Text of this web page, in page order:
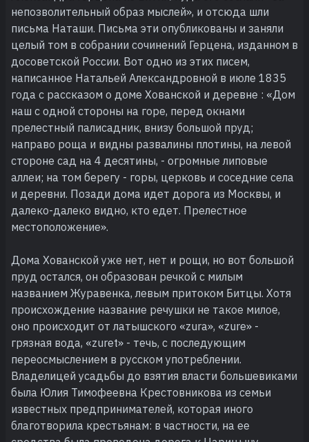
непозволительный образ мыслей», и отсюда шли
письма Наташи. Письма эти опубликованы и заняли
целый том в собрании сочинений Герцена, изданном в
досоветской России. Вот одно из этих писем,
написанное Натальей Александровной в июле 1835
года с рассказом о доме Хованской и деревне : «Дом
наш с одной стороны на горе, перед окнами
прелестный палисадник, внизу большой пруд;
направо роща и видны развалины плотины, на левой
стороне сад на 4 десятины, - огромные липовые
аллеи; на том берегу - горы, церковь и соседние села
и деревни. Позади дома идет дорога из Москвы, и
далеко-далеко видно, кто едет. Прелестное
местоположение».
Дома Хованской уже нет, нет и рощи, но вот большой
пруд остался, он образован речкой с милым
названием Журавенка, левым притоком Битцы. Хотя
происхождение название речушки не такое милое,
оно происходит от латышского «zura», «zure» -
грязная вода, «zuret» - течь, с последующим
переосмыслением в русском употреблении.
Владелицей усадьбы до взятия власти большевиками
была Юлия Тимофеевна Крестовникова из семьи
известных предпринимателей, которая иного
благотворила крестьянам: в частности, на ее